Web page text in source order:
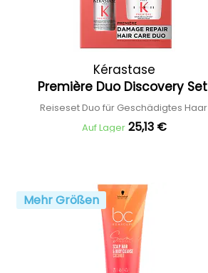
Kérastase
Première Duo Discovery Set
Reiseset Duo für Geschädigtes Haar
Auf Lager 25,13 €
Mehr Größen